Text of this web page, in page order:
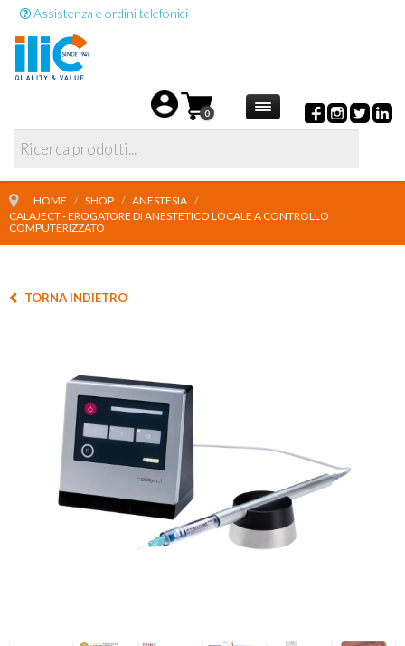
Assistenza e ordini telefonici
0
HOME / SHOP / ANESTESIA /
CALAJECT - EROGATORE DI ANESTETICO LOCALE A CONTROLLO
COMPUTERIZZATO
TORNA INDIETRO